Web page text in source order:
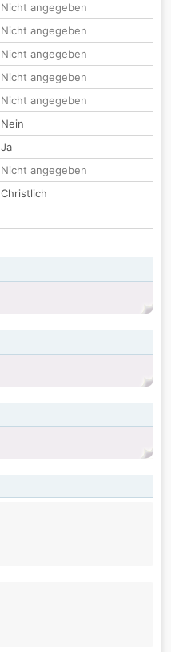
Nicht angegeben
Nicht angegeben
Nicht angegeben
Nicht angegeben
Nicht angegeben
Nein
Ja
Nicht angegeben
Christlich